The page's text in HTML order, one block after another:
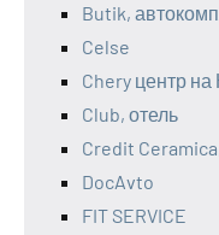
Butik,
Celse
Chery центр
Club, отель
Credit
DocAvto
FIT SERVICE